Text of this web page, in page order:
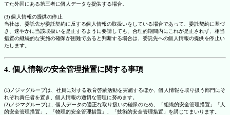
てた外国にある第三者に個人データを提供する場合。
(3) 個人情報の提供の停止
当社は、委託先が委託契約に反する個人情報の取扱いをしている場合であって、委託契約に基づ
き、速やかに当該取扱いを是正するように要請しても、合理的期間内にこれが是正されず、相当
措置の継続的な実施の確保が困難であると判断する場合は、委託先への個人情報の提供を停止い
たします。
4. 個人情報の安全管理措置に関する事項
(1)ノジマグループは、社員に対する教育啓蒙活動を実施するほか、個人情報を取り扱う部門にそ
れぞれ責任者を置き、個人情報の適切な管理に努めます。
(2)ノジマグループは、個人データの適正な取り扱いの確保のため、「組織的安全管理措置」「人
的安全管理措置」、「物理的安全管理措置」、「技術的安全管理措置」を講じてまいります。